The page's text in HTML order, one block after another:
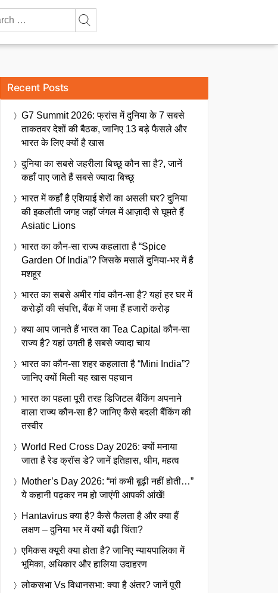
Recent Posts
G7 Summit 2026: फ्रांस में दुनिया के 7 सबसे
ताकतवर देशों की बैठक, जानिए 13 बड़े फैसले और
भारत के लिए क्यों है खास
दुनिया का सबसे जहरीला बिच्छू कौन सा है?, जानें
कहाँ पाए जाते हैं सबसे ज्यादा बिच्छू
भारत में कहाँ है एशियाई शेरों का असली घर? दुनिया
की इकलौती जगह जहाँ जंगल में आज़ादी से घूमते हैं
Asiatic Lions
भारत का कौन-सा राज्य कहलाता है “Spice
Garden Of India”? जिसके मसालें दुनिया-भर में है
मशहूर
भारत का सबसे अमीर गांव कौन-सा है? यहां हर घर में
करोड़ों की संपत्ति, बैंक में जमा हैं हजारों करोड़
क्या आप जानते हैं भारत का Tea Capital कौन-सा
राज्य है? यहां उगती है सबसे ज्यादा चाय
भारत का कौन-सा शहर कहलाता है “Mini India”?
जानिए क्यों मिली यह खास पहचान
भारत का पहला पूरी तरह डिजिटल बैंकिंग अपनाने
वाला राज्य कौन-सा है? जानिए कैसे बदली बैंकिंग की
तस्वीर
World Red Cross Day 2026: क्यों मनाया
जाता है रेड क्रॉस डे? जानें इतिहास, थीम, महत्व
Mother’s Day 2026: “मां कभी बूढ़ी नहीं होती…”
ये कहानी पढ़कर नम हो जाएंगी आपकी आंखें!
Hantavirus क्या है? कैसे फैलता है और क्या हैं
लक्षण – दुनिया भर में क्यों बढ़ी चिंता?
एमिकस क्यूरी क्या होता है? जानिए न्यायपालिका में
भूमिका, अधिकार और हालिया उदाहरण
लोकसभा Vs विधानसभा: क्या है अंतर? जानें पूरी